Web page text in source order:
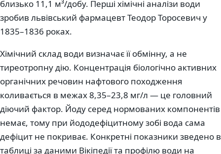
близько 11,1 м³/добу. Перші хімічні аналізи води
зробив львівський фармацевт Теодор Торосевич у
1835–1836 роках.
Хімічний склад води визначає її обмінну, а не
тиреотропну дію. Концентрація біологічно активних
органічних речовин нафтового походження
коливається в межах 8,35–23,8 мг/л — це головний
діючий фактор. Йоду серед нормованих компонентів
немає, тому при йододефіцитному зобі вода сама
дефіцит не покриває. Конкретні показники зведено в
таблиці за даними Вікіпедії та профілю води на